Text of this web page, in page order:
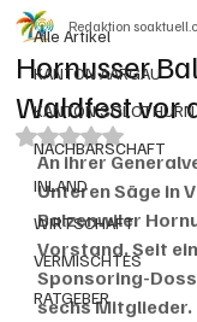
Alle Artikel
KANTON AARGAU
KANTON SOLOTHURN
NACHBARSCHAFT
INLAND
WIRTSCHAFT
VERMISCHTES
RATGEBER
Hornusser
Waldfest vor
Redaktion
Mit NaN von 5
An ihrer
Unteren Säge in
Balzenwiler
Vorstand. Seit
Sponsoring-
sechs